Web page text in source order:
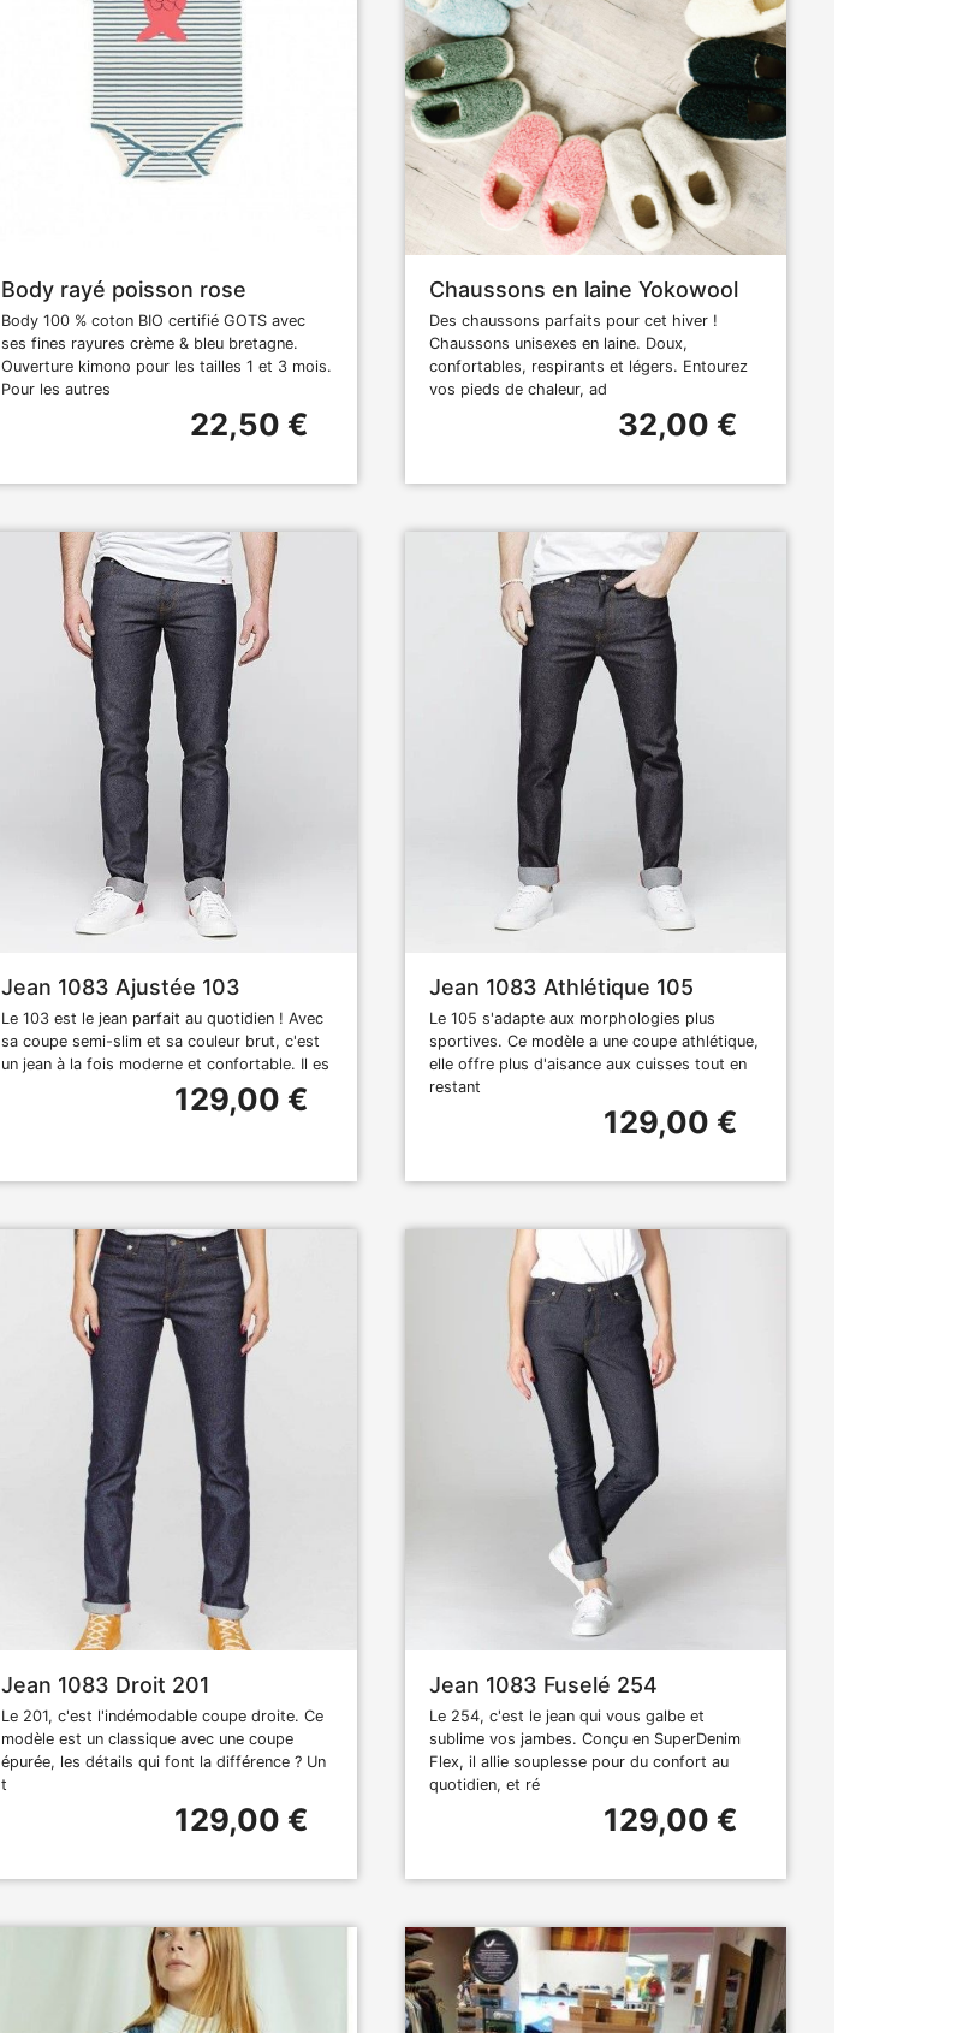
Body rayé poisson rose
Body 100 % coton BIO certifié GOTS avec
ses fines rayures crème & bleu bretagne.
Ouverture kimono pour les tailles 1 et 3 mois.
Pour les autres
22,50 €
Chaussons en laine Yokowool
Des chaussons parfaits pour cet hiver !
Chaussons unisexes en laine. Doux,
confortables, respirants et légers. Entourez
vos pieds de chaleur, ad
32,00 €
Jean 1083 Ajustée 103
Le 103 est le jean parfait au quotidien ! Avec
sa coupe semi-slim et sa couleur brut, c'est
un jean à la fois moderne et confortable. Il es
129,00 €
Jean 1083 Athlétique 105
Le 105 s'adapte aux morphologies plus
sportives. Ce modèle a une coupe athlétique,
elle offre plus d'aisance aux cuisses tout en
restant
129,00 €
Jean 1083 Droit 201
Le 201, c'est l'indémodable coupe droite. Ce
modèle est un classique avec une coupe
épurée, les détails qui font la différence ? Un
t
129,00 €
Jean 1083 Fuselé 254
Le 254, c'est le jean qui vous galbe et
sublime vos jambes. Conçu en SuperDenim
Flex, il allie souplesse pour du confort au
quotidien, et ré
129,00 €